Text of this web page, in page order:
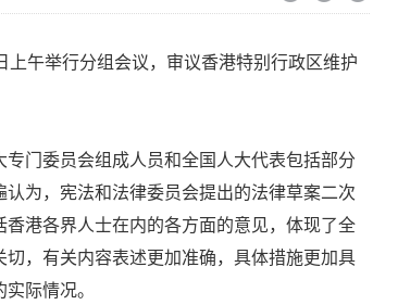
午举行分组会议，审议香港特别行政区维护
门委员会组成人员和全国人大代表包括部分
为，宪法和法律委员会提出的法律草案二次
港各界人士在内的各方面的意见，体现了全
，有关内容表述更加准确，具体措施更加具
际情况。